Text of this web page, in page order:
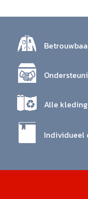
Alle
Individueel